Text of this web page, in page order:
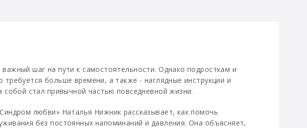
шаг на пути к самостоятельности. Однако подросткам и
больше времени, а также - наглядные инструкции и
собой стал привычной частью повседневной жизни.
любви» Наталья Нижник рассказывает, как помочь
без постоянных напоминаний и давления. Она объясняет,